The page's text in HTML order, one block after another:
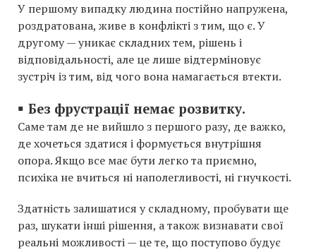
У першому випадку людина постійно напружена,
роздратована, живе в конфлікті з тим, що є. У
другому — уникає складних тем, рішень і
відповідальності, але це лише відтерміновує
зустріч із тим, від чого вона намагається втекти.
▪️ Без фрустрації немає розвитку.
Саме там де не вийшло з першого разу, де важко,
де хочеться здатися і формується внутрішня
опора. Якщо все має бути легко та приємно,
психіка не вчиться ні наполегливості, ні гнучкості.
Здатність залишатися у складному, пробувати ще
раз, шукати інші рішення, а також визнавати свої
реальні можливості — це те, що поступово будує